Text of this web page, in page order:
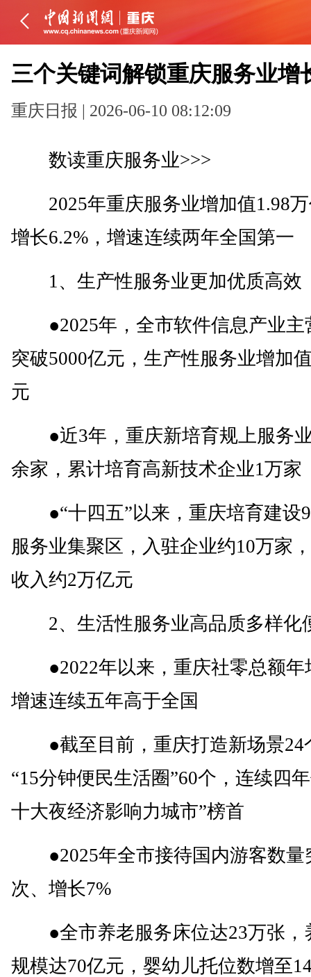
三个关键词解锁重庆服务业增
重庆日报 | 2026-06-10 08:12:09
数读重庆服务业>>>
2025年重庆服务业增加值1.98万
增长6.2%，增速连续两年全国第一
1、生产性服务业更加优质高效
●2025年，全市软件信息产业主
突破5000亿元，生产性服务业增加
元
●近3年，重庆新培育规上服务业
余家，累计培育高新技术企业1万家
●“十四五”以来，重庆培育建设
服务业集聚区，入驻企业约10万家
收入约2万亿元
2、生活性服务业高品质多样化
●2022年以来，重庆社零总额年
增速连续五年高于全国
●截至目前，重庆打造新场景24
“15分钟便民生活圈”60个，连续四
十大夜经济影响力城市”榜首
●2025年全市接待国内游客数量
次、增长7%
●全市养老服务床位达23万张，
规模达70亿元，婴幼儿托位数增至